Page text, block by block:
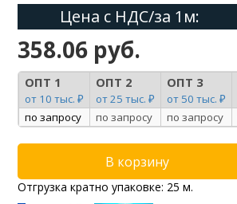
Цена с НДС/за 1м:
358.06 руб.
ОПТ 1
от 10 тыс. ₽
ОПТ 2
от 25 тыс. ₽
ОПТ 3
от 50 тыс. ₽
по запросу
по запросу по запросу
Отгрузка кратно упаковке: 25 м.